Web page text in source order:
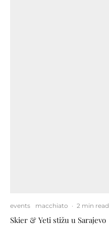
events macchiato · 2 min read
Skier & Yeti stižu u Sarajevo